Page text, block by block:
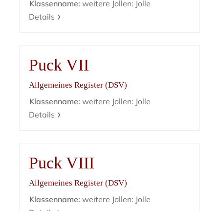
Klassenname: weitere Jollen: Jolle
Details
Puck VII
Allgemeines Register (DSV)
Klassenname: weitere Jollen: Jolle
Details
Puck VIII
Allgemeines Register (DSV)
Klassenname: weitere Jollen: Jolle